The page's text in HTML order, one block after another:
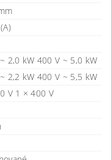
2,0 kW 400 V ~ 5,0 kW
2,2 kW 400 V ~ 5,5 kW
V 1 × 400 V